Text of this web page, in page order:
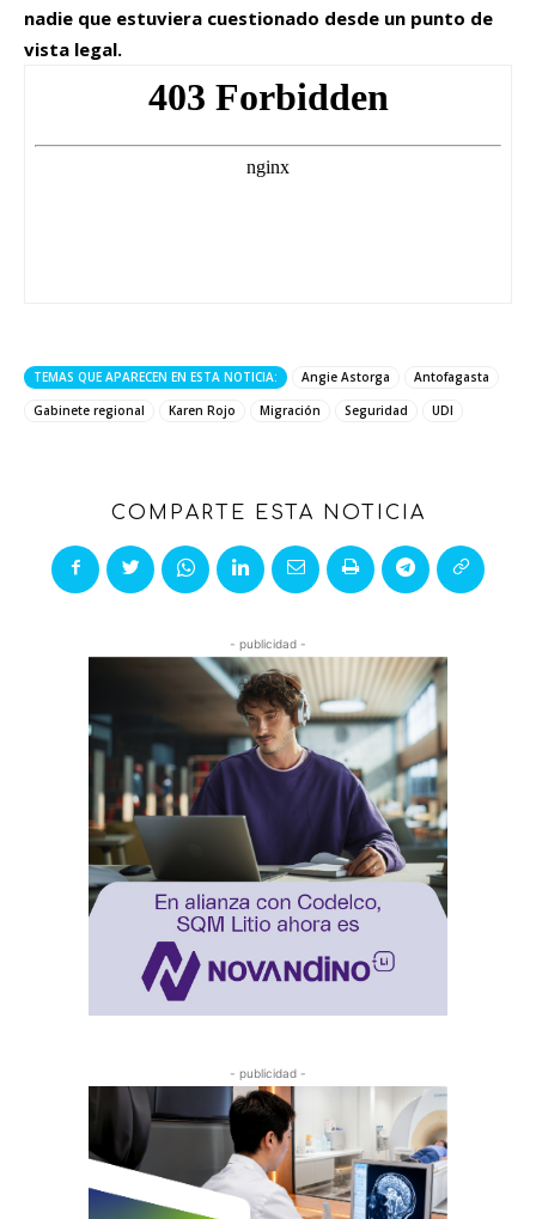
nadie que estuviera cuestionado desde un punto de
vista legal.
TEMAS QUE APARECEN EN ESTA NOTICIA: Angie Astorga
Antofagasta
Gabinete regional
Karen Rojo Migración Seguridad UDI
COMPARTE ESTA NOTICIA
- publicidad -
- publicidad -